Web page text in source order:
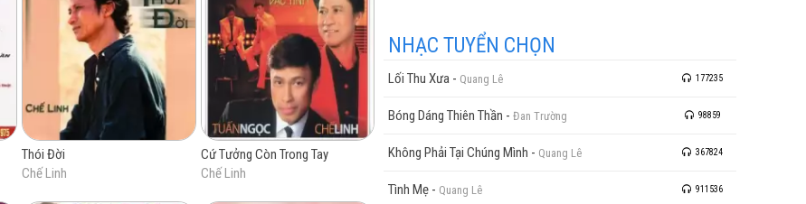
phí tuyến lượng phí
Thói Đời
Chế Linh
Cứ Tưởng Còn Trong Tay
Chế Linh
NHẠC TUYỂN CHỌN
Lối Thu Xưa - Quang Lê 177235
Bóng Dáng Thiên Thần - Đan Trường 98859
Không Phải Tại Chúng Mình - Quang Lê 367824
Tình Mẹ - Quang Lê 911536